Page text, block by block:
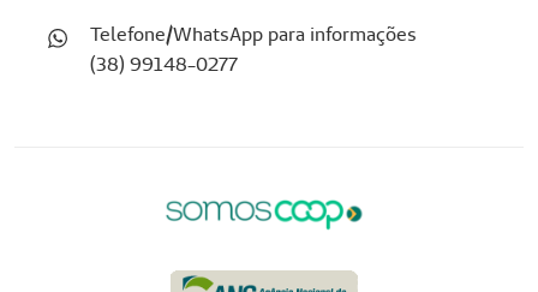
Telefone/WhatsApp para informações
(38) 99148-0277